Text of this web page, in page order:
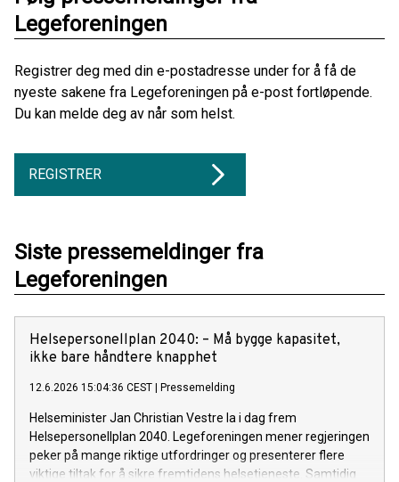
Legeforeningen
Registrer deg med din e-postadresse under for å få de
nyeste sakene fra Legeforeningen på e-post fortløpende.
Du kan melde deg av når som helst.
REGISTRER
Siste pressemeldinger fra
Legeforeningen
Helsepersonellplan 2040: – Må bygge kapasitet,
ikke bare håndtere knapphet
12.6.2026 15:04:36 CEST Pressemelding
Helseminister Jan Christian Vestre la i dag frem
Helsepersonellplan 2040. Legeforeningen mener regjeringen
peker på mange riktige utfordringer og presenterer flere
viktige tiltak for å sikre fremtidens helsetjeneste. Samtidig